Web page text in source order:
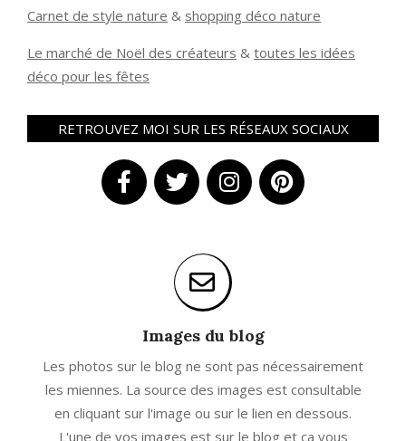
Carnet de style nature & shopping déco nature
Le marché de Noël des créateurs & toutes les idées
déco pour les fêtes
RETROUVEZ MOI SUR LES RÉSEAUX SOCIAUX
Images du blog
Les photos sur le blog ne sont pas nécessairement
les miennes. La source des images est consultable
en cliquant sur l'image ou sur le lien en dessous.
L'une de vos images est sur le blog et ça vous